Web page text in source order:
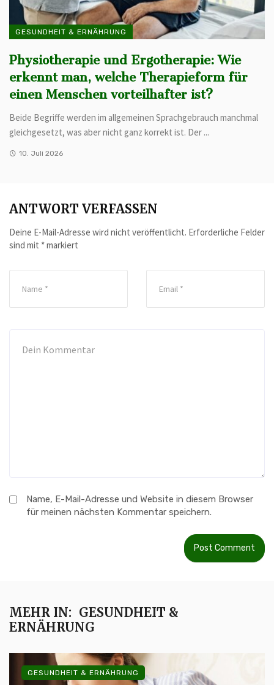
GESUNDHEIT & ERNÄHRUNG
Physiotherapie und Ergotherapie: Wie
erkennt man, welche Therapieform für
einen Menschen vorteilhafter ist?
Beide Begriffe werden im allgemeinen Sprachgebrauch manchmal
gleichgesetzt, was aber nicht ganz korrekt ist. Der ...
10. Juli 2026
ANTWORT VERFASSEN
Deine E-Mail-Adresse wird nicht veröffentlicht. Erforderliche Felder
sind mit *markiert
Name, E-Mail-Adresse und Website in diesem Browser
für meinen nächsten Kommentar speichern.
MEHR IN: GESUNDHEIT &
ERNÄHRUNG
GESUNDHEIT & ERNÄHRUNG